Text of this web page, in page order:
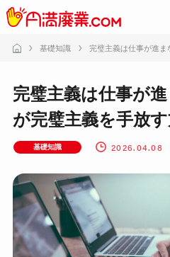
基礎知識 完璧主義は仕事が進ま
完璧主義は仕事が
が完璧主義を手放
基礎知識 2026.04.08